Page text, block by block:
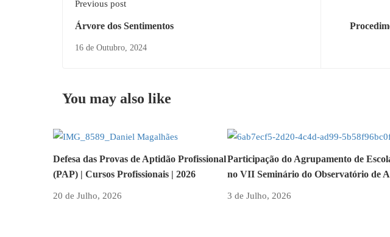
Previous post
Árvore dos Sentimentos
16 de Outubro, 2024
You may also like
Defesa das Provas de Aptidão Profissional
(PAP) | Cursos Profissionais | 2026
20 de Julho, 2026
Participação do Agrupamento de
no VII Seminário do Observatório de
3 de Julho, 2026